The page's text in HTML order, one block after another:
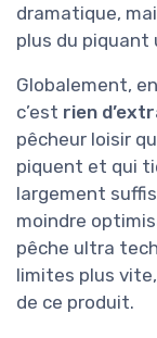
dramatique,
plus du piquant
Globalement,
c’est rien
pêcheur loisir
piquent et qui
largement
moindre
pêche ultra
limites plus
de ce produit.